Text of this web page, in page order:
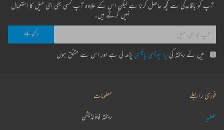
آپ کو باقاعدگی سے کچھ حاصل کرنا ہے لیکن اس کے علاوہ آپ کسی بھی ای میل کا استعمال
نہیں کرتے ہیں۔
میں نے ریختہ کی پرائیویسی پالیسی پڑھ لی ہے اور اس سے متفق ہوں
فوری رابطے
عطیہ
معلومات
ریختہ فاؤنڈیشن